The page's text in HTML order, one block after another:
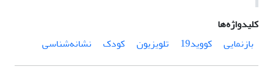
کلیدواژه‌ها
بازنمایی
کووید19 تلویزیون کودک نشانه‌شناسی